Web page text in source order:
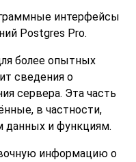
интерфейсы
Postgres Pro.
более опытных
сведения о
сервера. Эта часть
в частности,
данных и функциям.
информацию о